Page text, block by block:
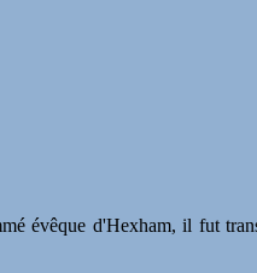
évêque d'Hexham, il fut